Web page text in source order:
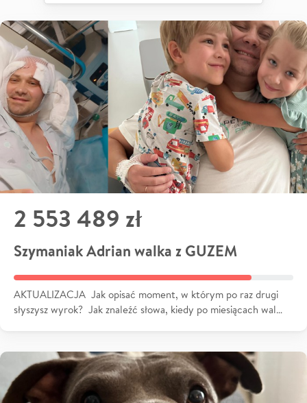
2 553 489 zł
Szymaniak Adrian walka z GUZEM
AKTUALIZACJA Jak opisać moment, w którym po raz drugi
słyszysz wyrok? Jak znaleźć słowa, kiedy po miesiącach wal…